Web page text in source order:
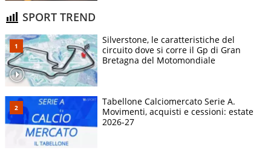
SPORT TREND
Silverstone, le caratteristiche del
circuito dove si corre il Gp di Gran
Bretagna del Motomondiale
Tabellone Calciomercato Serie A.
Movimenti, acquisti e cessioni: estate
2026-27